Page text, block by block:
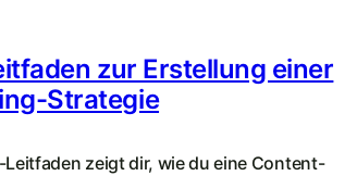
zur Erstellung einer
Strategie
zeigt dir, wie du eine Content-